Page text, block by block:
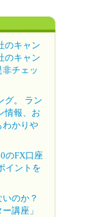
のキャン
のキャン
チェッ
グ。 ラン
情報、お
わかりや
のFX口座
イントを
のか？
講座」